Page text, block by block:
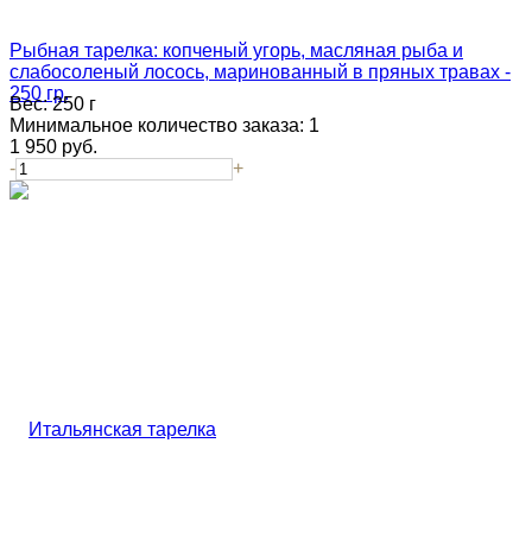
Рыбная тарелка: копченый угорь, масляная рыба и
слабосоленый лосось, маринованный в пряных травах -
250 гр.
Вес:250 г
Минимальное количество заказа: 1
1 950 руб.
-
+